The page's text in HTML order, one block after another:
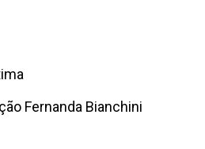
Fernanda Bianchini